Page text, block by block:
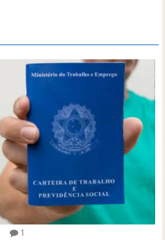
1